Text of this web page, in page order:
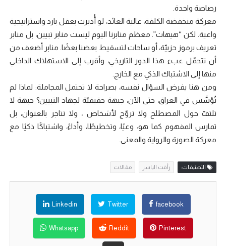
رصاصة واحدة.
معركة منخفضة الكلفة، عالية العائد، لو أُديرت بعقل بارد واستراتيجية
واعية. لكن “هيهات”. معظم منابرنا اليوم ليست منابر تبيين، بل منابر
تعريف برموز حزبيّة، أو ساحات لتسقيط بعضنا بعضًا. منابر أضعف من
أن تتحمّل عبء هذا الدور التاريخي، وأقرب إلى الاستهلاك الداخلي
منها إلى الاشتباك الذكي مع الخارج.
ومن هنا يفرض السؤال نفسه، بصراحة لا تحتمل المجاملة: لماذا لم
تُؤسَّس في العراق، حتى الآن، جبهة حقيقيّة لجهاد التبيين؟ جبهة لا
تلتفّ حول المصطلح ولا تروّج لأشخاص ، ولا تتاجر بالعنوان، بل
تمارس المفهوم كما هو: وعيًا، وتخطيطًا، وأداءً، واشتباكًا ذكيًا مع
معركة الصورة والرواية والمعنى.
التصنيفات: رأفت الياسر مقالات
facebook
Twitter
Linkedin
Pinterest
Reddit
Whatsapp